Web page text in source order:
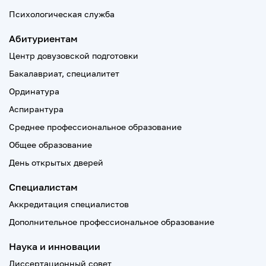
Психологическая служба
Абитуриентам
Центр довузовской подготовки
Бакалавриат, специалитет
Ординатура
Аспирантура
Среднее профессиональное образование
Общее образование
День открытых дверей
Специалистам
Аккредитация специалистов
Дополнительное профессиональное образование
Наука и инновации
Диссертационный совет